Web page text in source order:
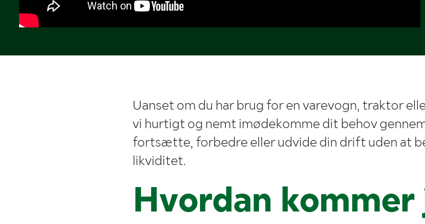
Uanset om du har brug for en varevogn, traktor
vi hurtigt og nemt imødekomme dit behov
fortsætte, forbedre eller udvide din drift uden at
likviditet.
Hvordan kommer